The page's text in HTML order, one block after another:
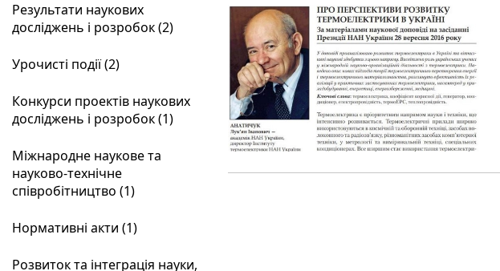
Результати наукових
досліджень і розробок (2)
Урочисті події (2)
Конкурси проектів наукових
досліджень і розробок (1)
Міжнародне наукове та
науково-технічне
співробітництво (1)
Нормативні акти (1)
Розвиток та інтеграція науки,